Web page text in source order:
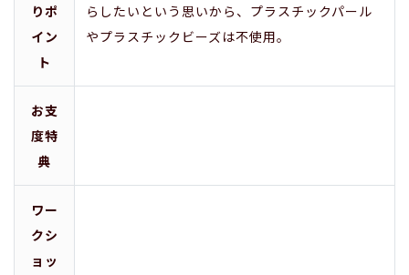
りポ
イン
ト
らしたいという思いから、プラスチックパール
やプラスチックビーズは不使用。
お支
度特
典
ワー
クシ
ョッ